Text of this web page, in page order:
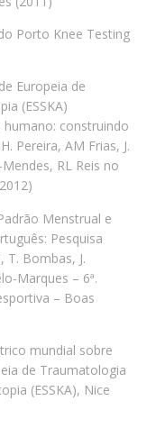
Porto Knee Testing
Europeia de
(ESSKA)
construindo
Pereira, AM Frias, J.
RL Reis no
Menstrual e
Pesquisa
T. Bombas, J.
Marques – 6ª.
– Boas
mundial sobre
de Traumatologia
(ESSKA), Nice